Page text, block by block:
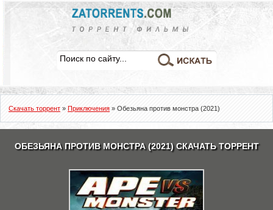
Скачать торрент » Приключения » Обезьяна против монстра (2021)
ОБЕЗЬЯНА ПРОТИВ МОНСТРА (2021) СКАЧАТЬ ТОРРЕНТ